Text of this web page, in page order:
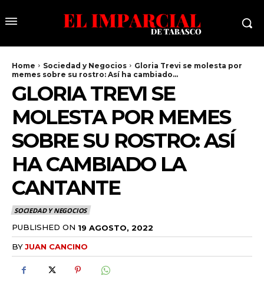
Home Sociedad y Negocios
Gloria Trevi se molesta por
memes sobre su rostro: Así ha cambiado...
GLORIA TREVI SE
MOLESTA POR MEMES
SOBRE SU ROSTRO: ASÍ
HA CAMBIADO LA
CANTANTE
SOCIEDAD Y NEGOCIOS
PUBLISHED ON 19 AGOSTO, 2022
BYJUAN CANCINO